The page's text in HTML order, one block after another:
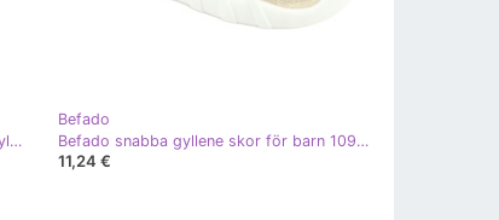
Befado barnskor blanka guld 115X003 gyllene
Befado
Befado snabba gyllene skor för barn 109P224 beige
11,24 €